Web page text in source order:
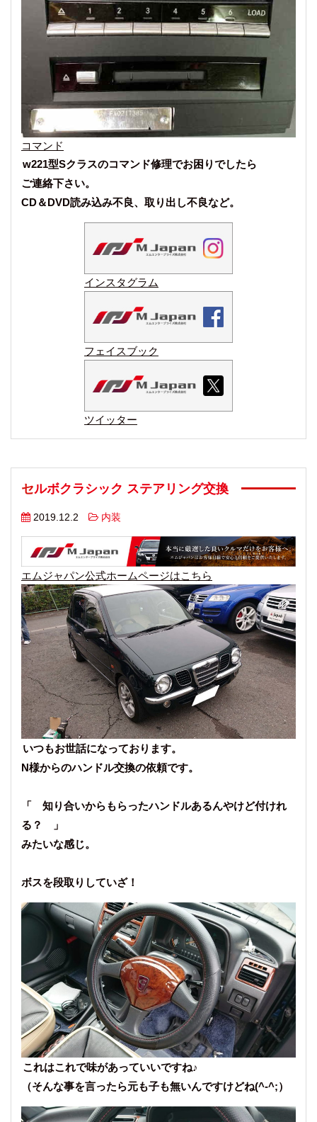
コマンド
w221型Sクラスのコマンド修理でお困りでしたら
ご連絡下さい。
CD＆DVD読み込み不良、取り出し不良など。
インスタグラム
フェイスブック
ツイッター
セルボクラシック ステアリング交換
2019.12.2 内装
エムジャパン公式ホームページはこちら
いつもお世話になっております。
N様からのハンドル交換の依頼です。
「 知り合いからもらったハンドルあるんやけど付けれ
る？ 」
みたいな感じ。
ボスを段取りしていざ！
これはこれで味があっていいですね♪
（そんな事を言ったら元も子も無いんですけどね(^-^;）